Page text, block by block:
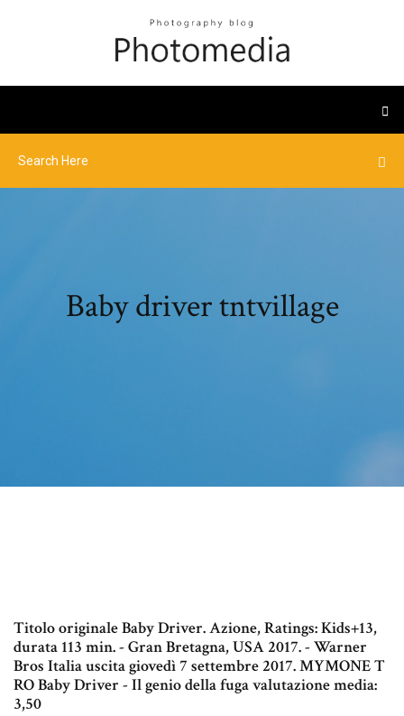
Baby driver tntvillage
Titolo originale Baby Driver. Azione, Ratings: Kids+13,
durata 113 min. - Gran Bretagna, USA 2017. - Warner
Bros Italia uscita giovedì 7 settembre 2017. MYMONE T
RO Baby Driver - Il genio della fuga valutazione media:
3,50